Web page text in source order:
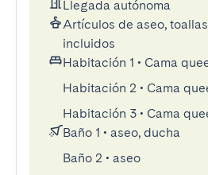
Llegada autónoma
Artículos de aseo,
incluidos
Habitación 1 • Cama
Habitación 2 • Cama
Habitación 3 • Cama
Baño 1 • aseo, ducha
Baño 2 • aseo